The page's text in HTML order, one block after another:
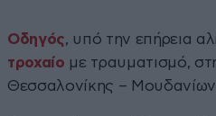
Οδηγός, υπό την επήρεια
τροχαίο με τραυματισμό,
Θεσσαλονίκης –